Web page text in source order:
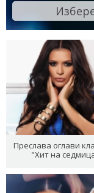
Преслава оглави
"Хит на